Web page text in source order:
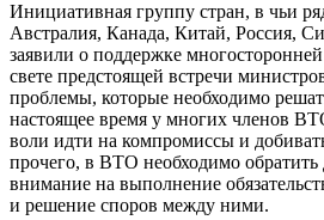
Инициативная группу стран, в чьи
Австралия, Канада, Китай, Россия,
заявили о поддержке
свете предстоящей встречи
проблемы, которые необходимо
настоящее время у многих членов
воли идти на компромиссы и
прочего, в ВТО необходимо обратить
внимание на выполнение
и решение споров между ними.